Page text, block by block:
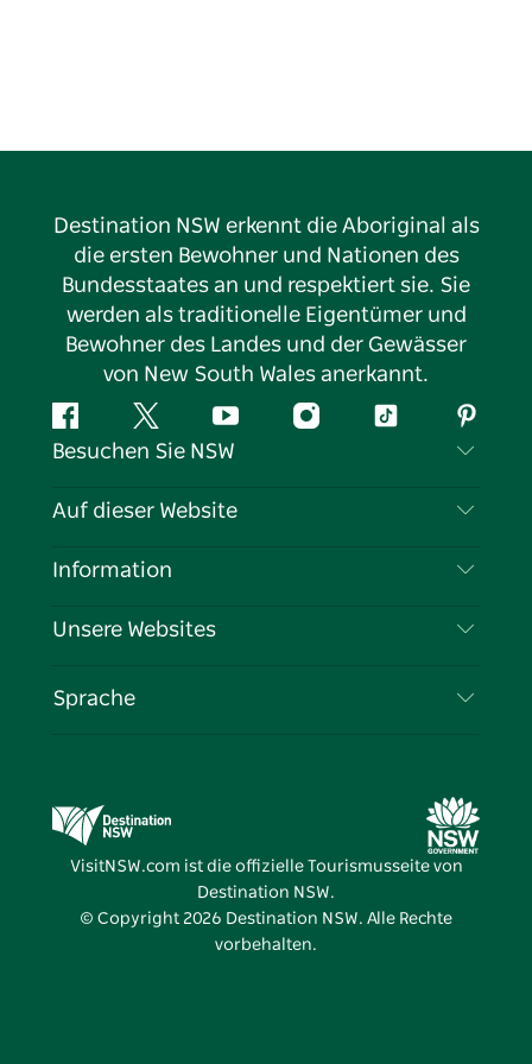
Destination NSW erkennt die Aboriginal als
die ersten Bewohner und Nationen des
Bundesstaates an und respektiert sie. Sie
werden als traditionelle Eigentümer und
Bewohner des Landes und der Gewässer
von New South Wales anerkannt.
FacebookTwitter YouTubeInstagramTikTok
Besuchen Sie NSW
Kontaktieren Sie uns
Cookie-Hinweis
Auf dieser Website
Reiseziele
Veranstaltungen
Information
Reiseinformationen
Unternehmen in NSW
Unsere Websites
Destination NSW Medienzentrum
Vivid Sydney
Sprache
VisitNSW.com ist die offizielle Tourismusseite von
Destination NSW.
© Copyright 2026 Destination NSW. Alle Rechte
vorbehalten.